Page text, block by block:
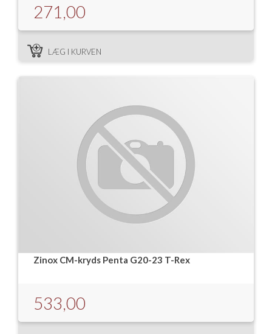
271,00
LÆG I KURVEN
Zinox CM-kryds Penta G20-23 T-Rex
533,00